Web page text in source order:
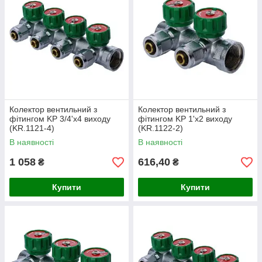
3/4" на 2, 3 та 4 виходи.
Колектори вентильні з фітингом KP
1" на 2, 3 та 4 виходи.
Моделі з різною кількістю виходів
будь-якої складності.
Переваги
Зручне регулювання:
Вбудовані вентилі дозволяють індивідуально
Колектор вентильний з
фітингом KP 3/4'x4 виходу
(KR.1121-4)
В наявності
1 058 ₴
Купити
Колектор вентильний з
фітингом KP 1'x2 виходу
(KR.1122-2)
В наявності
616,40 ₴
Купити